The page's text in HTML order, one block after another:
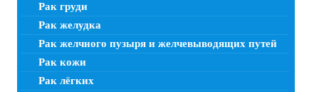
Рак груди
Рак желудка
Рак желчного пузыря и желчевыводящих путей
Рак кожи
Рак лёгких